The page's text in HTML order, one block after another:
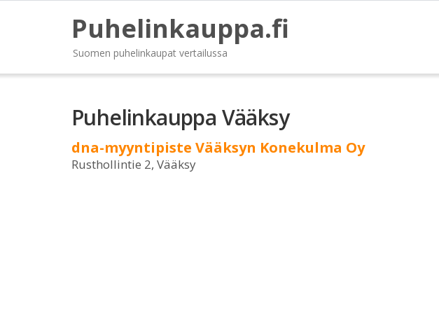
Puhelinkauppa.fi
Suomen puhelinkaupat vertailussa
Puhelinkauppa Vääksy
dna-myyntipiste Vääksyn Konekulma Oy
Rusthollintie 2, Vääksy